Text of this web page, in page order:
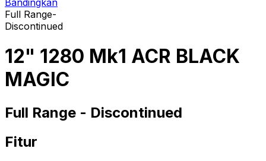
Bandingkan
Full Range-
Discontinued
12" 1280 Mk1 ACR BLACK
MAGIC
Full Range - Discontinued
Fitur